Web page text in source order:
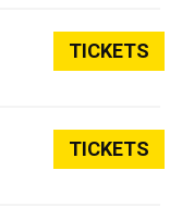
TICKETS
TICKETS